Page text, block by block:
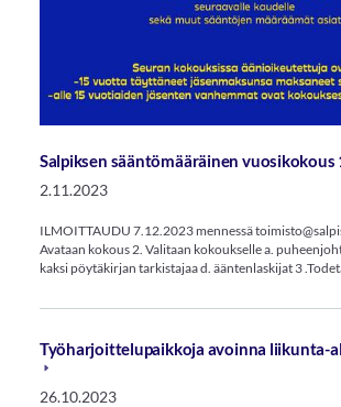
Salpiksen sääntömääräinen vuosikokous
2.11.2023
ILMOITTAUDU 7.12.2023 mennessä
Avataan kokous 2. Valitaan kokoukselle a.
kaksi pöytäkirjan tarkistajaa d. ääntenlaskijat 3
Työharjoittelupaikkoja avoinna liikunta-
26.10.2023